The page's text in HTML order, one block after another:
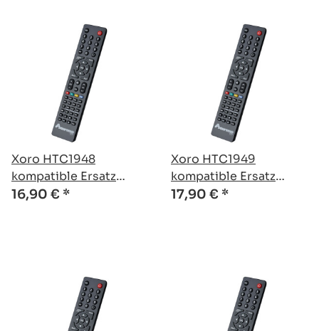
Xoro HTC1948
kompatible Ersatz
Fernbedienung
16,90 € *
Xoro HTC1949
kompatible Ersatz
Fernbedienung
17,90 € *